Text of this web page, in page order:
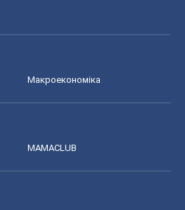
Макроекономіка
MAMACLUB